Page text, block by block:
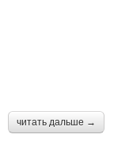
читать дальше →